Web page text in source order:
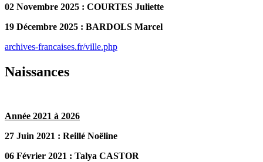
02 Novembre 2025 : COURTES Juliette
19 Décembre 2025 : BARDOLS Marcel
archives-francaises.fr/ville.php
Naissances
Année 2021 à 2026
27 Juin 2021 : Reillé Noëline
06 Février 2021 : Talya CASTOR